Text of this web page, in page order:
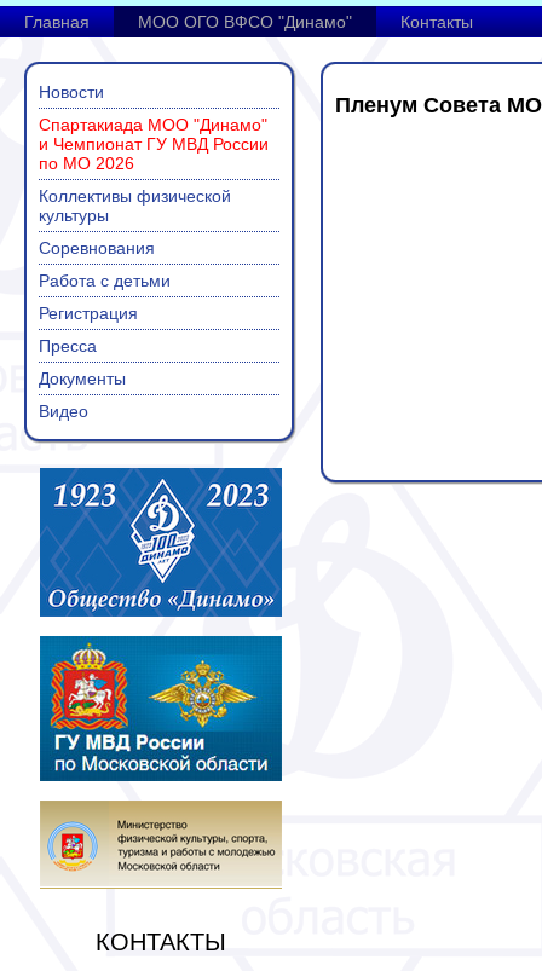
Главная МОО ОГО ВФСО "Динамо" Контакты
Новости
Спартакиада МОО "Динамо"
и Чемпионат ГУ МВД России
по МО 2026
Коллективы физической
культуры
Соревнования
Работа с детьми
Регистрация
Пресса
Документы
Видео
КОНТАКТЫ
Пленум Совета